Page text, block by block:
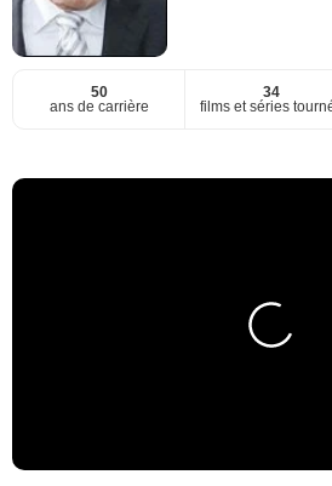
50
ans de carrière
34
films et séries